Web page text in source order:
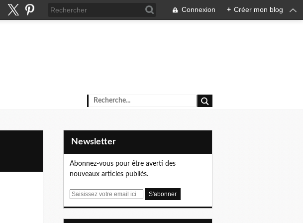
Connexion + Créer mon blog
Newsletter
Abonnez-vous pour être averti des
nouveaux articles publiés.
E